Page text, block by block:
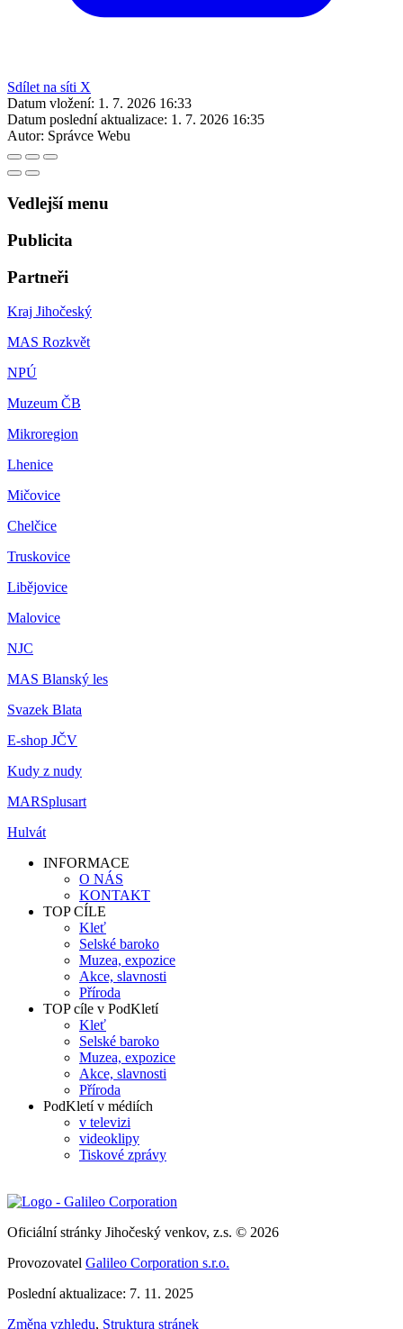
Sdílet na síti X
Datum vložení: 1. 7. 2026 16:33
Datum poslední aktualizace: 1. 7. 2026 16:35
Autor: Správce Webu
Vedlejší menu
Publicita
Partneři
Kraj Jihočeský
MAS Rozkvět
NPÚ
Muzeum ČB
Mikroregion
Lhenice
Mičovice
Chelčice
Truskovice
Libějovice
Malovice
NJC
MAS Blanský les
Svazek Blata
E-shop JČV
Kudy z nudy
MARSplusart
Hulvát
INFORMACE
O NÁS
KONTAKT
TOP CÍLE
Kleť
Selské baroko
Muzea, expozice
Akce, slavnosti
Příroda
TOP cíle v PodKletí
Kleť
Selské baroko
Muzea, expozice
Akce, slavnosti
Příroda
PodKletí v médiích
v televizi
videoklipy
Tiskové zprávy
Oficiální stránky Jihočeský venkov, z.s. © 2026
Provozovatel Galileo Corporation s.r.o.
Poslední aktualizace: 7. 11. 2025
Změna vzhledu, Struktura stránek